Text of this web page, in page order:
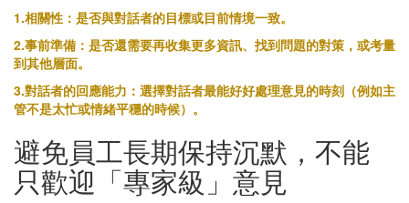
1.相關性：是否與對話者的目標或目前情境一致。
2.事前準備：是否還需要再收集更多資訊、找到問題的對策，或考量
到其他層面。
3.對話者的回應能力：選擇對話者最能好好處理意見的時刻（例如主
管不是太忙或情緒平穩的時候）。
避免員工長期保持沉默，不能
只歡迎「專家級」意見